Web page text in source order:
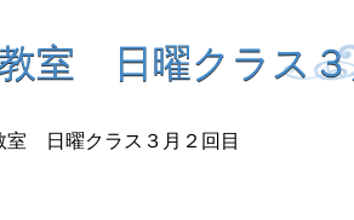
室 日曜クラス
室 日曜クラス３月２回目